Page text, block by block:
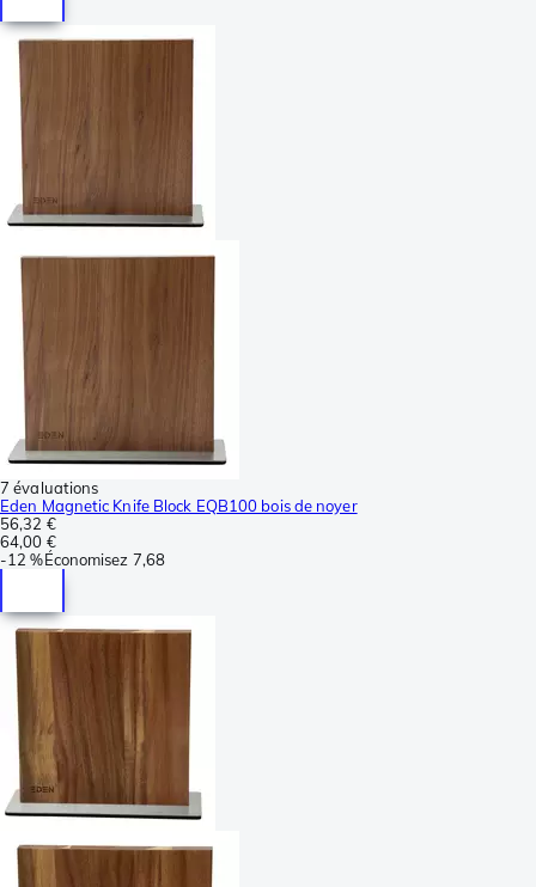
7 évaluations
Eden Magnetic Knife Block EQB100 bois de noyer
56,32 €
64,00 €
-12 %Économisez 7,68